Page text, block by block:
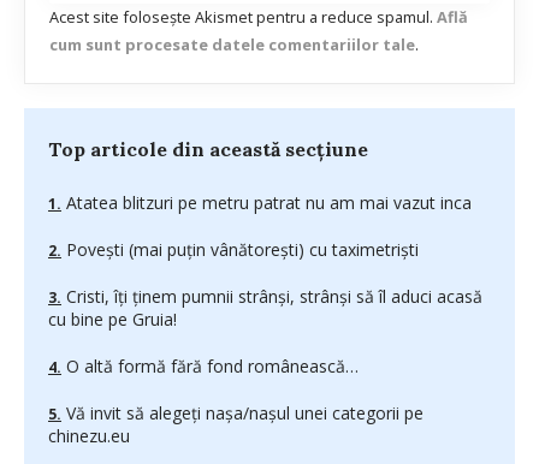
Acest site folosește Akismet pentru a reduce spamul. Află
cum sunt procesate datele comentariilor tale.
Top articole din această secțiune
Atatea blitzuri pe metru patrat nu am mai vazut inca
Poveşti (mai puţin vânătoreşti) cu taximetrişti
Cristi, îţi ţinem pumnii strânşi, strânşi să îl aduci acasă
cu bine pe Gruia!
O altă formă fără fond românească…
Vă invit să alegeţi naşa/naşul unei categorii pe
chinezu.eu